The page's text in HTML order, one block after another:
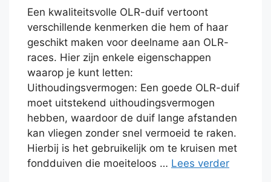
Een kwaliteitsvolle OLR-duif vertoont
verschillende kenmerken die hem of haar
geschikt maken voor deelname aan OLR-
races. Hier zijn enkele eigenschappen
waarop je kunt letten:
Uithoudingsvermogen: Een goede OLR-duif
moet uitstekend uithoudingsvermogen
hebben, waardoor de duif lange afstanden
kan vliegen zonder snel vermoeid te raken.
Hierbij is het gebruikelijk om te kruisen met
fondduiven die moeiteloos … Lees verder